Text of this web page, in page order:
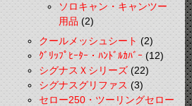
ソロキャン・キャンツー
用品(2)
クールメッシュシート(2)
ｸﾞﾘｯﾌﾟﾋｰﾀｰ・ﾊﾝﾄﾞﾙｶﾊﾞｰ(12)
シグナスＸシリーズ(22)
シグナスグリファス(3)
セロー250・ツーリングセロー